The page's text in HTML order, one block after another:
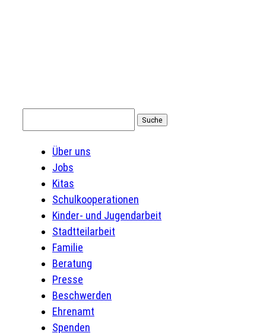
nach:
Über uns
Jobs
Kitas
Schulkooperationen
Kinder- und Jugendarbeit
Stadtteilarbeit
Familie
Beratung
Presse
Beschwerden
Ehrenamt
Spenden